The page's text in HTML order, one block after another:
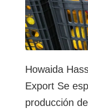
Howaida
Export Se
producción